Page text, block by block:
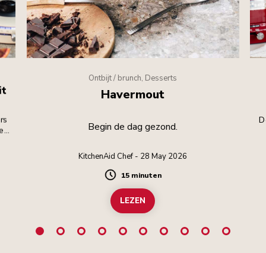
Ontbijt / brunch, Desserts
Havermout
Begin de dag gezond.
KitchenAid Chef - 28 May 2026
Duration
15 minuten
LEZEN